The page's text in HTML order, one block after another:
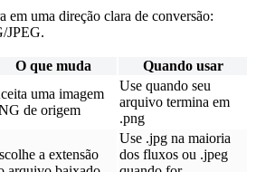
em uma direção clara de conversão:
JPEG.
O que muda Quando usar
uma imagem
de origem
Use quando seu
arquivo termina em
.png
a extensão
Use .jpg na maioria
dos fluxos ou .jpeg